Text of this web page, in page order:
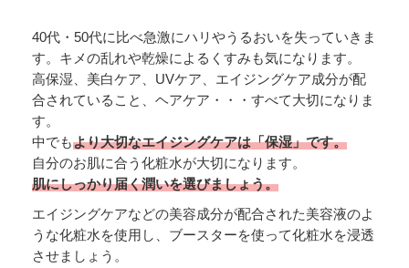
40代・50代に比べ急激にハリやうるおいを失っていきま
す。キメの乱れや乾燥によるくすみも気になります。
高保湿、美白ケア、UVケア、エイジングケア成分が配
合されていること、ヘアケア・・・すべて大切になりま
す。
中でもより大切なエイジングケアは「保湿」です。
自分のお肌に合う化粧水が大切になります。
肌にしっかり届く潤いを選びましょう。
エイジングケアなどの美容成分が配合された美容液のよ
うな化粧水を使用し、ブースターを使って化粧水を浸透
させましょう。